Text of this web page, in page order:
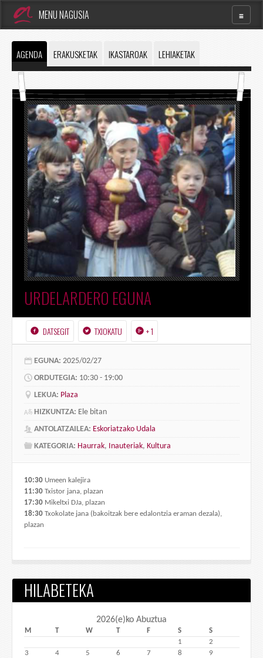
MENU NAGUSIA
AGENDA ERAKUSKETAK IKASTAROAK LEHIAKETAK
URDELARDERO EGUNA
DATSEGIT TXIOKATU + 1
EGUNA: 2025/02/27
ORDUTEGIA: 10:30 - 19:00
LEKUA: Plaza
HIZKUNTZA: Ele bitan
ANTOLATZAILEA: Eskoriatzako Udala
KATEGORIA: Haurrak, Inauteriak, Kultura
10:30Umeen kalejira
11:30Txistor jana, plazan
17:30 Mikeltxi DJa, plazan
18:30Txokolate jana (bakoitzak bere edalontzia eraman dezala),
plazan
HILABETEKA
2026(e)ko Abuztua
M T W T F S S
1
2
3
4 5 6 7 8
9